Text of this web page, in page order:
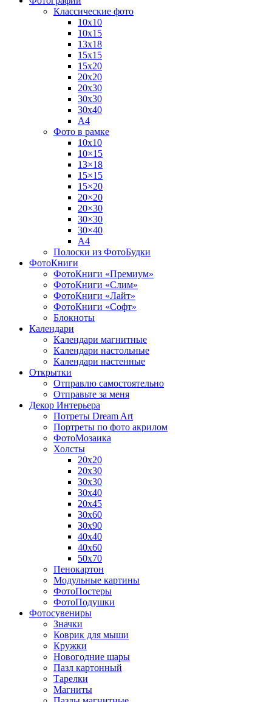
Классические фото
10х10
10х15
13х18
15х15
15х20
20х20
20х30
30х30
30х40
А4
Фото в рамке
10х10
10×15
13×18
15×15
15×20
20×20
20×30
30×30
30×40
A4
Полоски из ФотоБудки
ФотоКниги
ФотоКниги «Премиум»
ФотоКниги «Слим»
ФотоКниги «Лайт»
ФотоКниги «Софт»
Блокноты
Календари
Календари магнитные
Календари настольные
Календари настенные
Открытки
Отправлю самостоятельно
Отправьте за меня
Декор Интерьера
Потреты Dream Art
Портреты по фото акрилом
ФотоМозаика
Холсты
20х20
20х30
30х30
30х40
20х45
30х60
30х90
40х40
40х60
50х70
Пенокартон
Модульные картины
ФотоПостеры
ФотоПодушки
Фотоcувениры
Значки
Коврик для мыши
Кружки
Новогодние шары
Пазл картонный
Тарелки
Магниты